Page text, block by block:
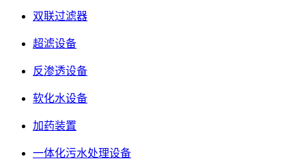
双联过滤器
超滤设备
反渗透设备
软化水设备
加药装置
一体化污水处理设备